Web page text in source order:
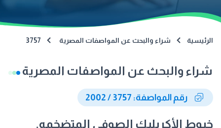
الرئيسية شراء والبحث عن المواصفات المصرية 3757
شراء والبحث عن المواصفات المصرية
رقم المواصفة: 3757 / 2002
خيوط الأكريليك الصوفى المتضخمه.